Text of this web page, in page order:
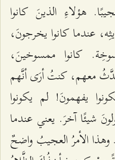
هؤلاءِ الذینَ كانوا
عندما كانوا یخرجونَ،
كانوا ممسوخینَ،
معهم، كنتُ أرَى أنَّهم
یفهمونَ! لم یكونوا
شیئًا آخرَ. یعني عندما
الأمرُ العجیبُ واضحٌ